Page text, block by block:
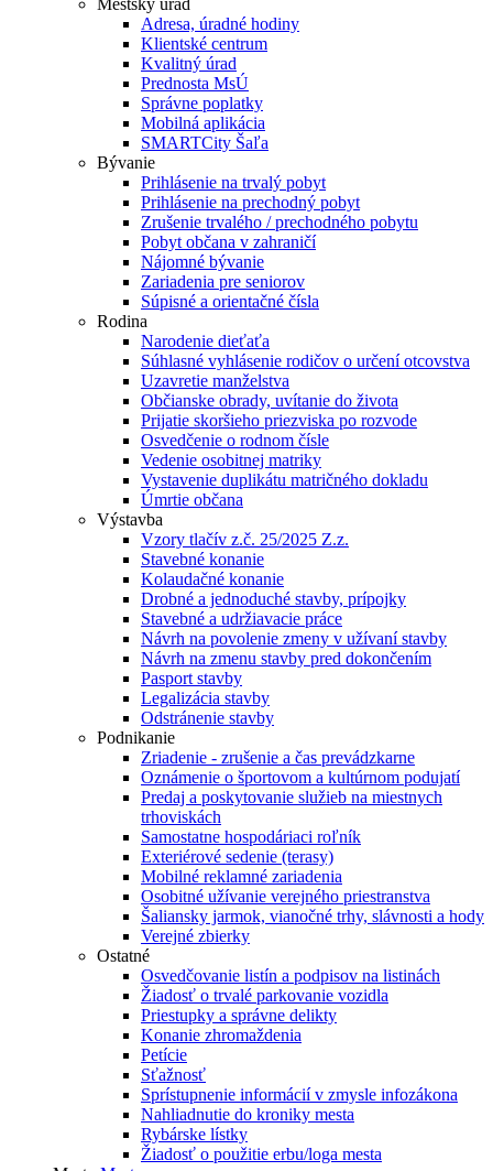
Mestský úrad
Adresa, úradné hodiny
Klientské centrum
Kvalitný úrad
Prednosta MsÚ
Správne poplatky
Mobilná aplikácia
SMARTCity Šaľa
Bývanie
Prihlásenie na trvalý pobyt
Prihlásenie na prechodný pobyt
Zrušenie trvalého / prechodného pobytu
Pobyt občana v zahraničí
Nájomné bývanie
Zariadenia pre seniorov
Súpisné a orientačné čísla
Rodina
Narodenie dieťaťa
Súhlasné vyhlásenie rodičov o určení otcovstva
Uzavretie manželstva
Občianske obrady, uvítanie do života
Prijatie skoršieho priezviska po rozvode
Osvedčenie o rodnom čísle
Vedenie osobitnej matriky
Vystavenie duplikátu matričného dokladu
Úmrtie občana
Výstavba
Vzory tlačív z.č. 25/2025 Z.z.
Stavebné konanie
Kolaudačné konanie
Drobné a jednoduché stavby, prípojky
Stavebné a udržiavacie práce
Návrh na povolenie zmeny v užívaní stavby
Návrh na zmenu stavby pred dokončením
Pasport stavby
Legalizácia stavby
Odstránenie stavby
Podnikanie
Zriadenie - zrušenie a čas prevádzkarne
Oznámenie o športovom a kultúrnom podujatí
Predaj a poskytovanie služieb na miestnych
trhoviskách
Samostatne hospodáriaci roľník
Exteriérové sedenie (terasy)
Mobilné reklamné zariadenia
Osobitné užívanie verejného priestranstva
Šaliansky jarmok, vianočné trhy, slávnosti a hody
Verejné zbierky
Ostatné
Osvedčovanie listín a podpisov na listinách
Žiadosť o trvalé parkovanie vozidla
Priestupky a správne delikty
Konanie zhromaždenia
Petície
Sťažnosť
Sprístupnenie informácií v zmysle infozákona
Nahliadnutie do kroniky mesta
Rybárske lístky
Žiadosť o použitie erbu/loga mesta